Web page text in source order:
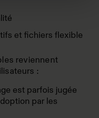
et fichiers flexible
reviennent
:
est parfois jugée
par les